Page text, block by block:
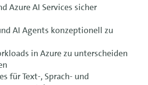
Azure AI Services sicher
AI Agents konzeptionell zu
in Azure zu unterscheiden
für Text-, Sprach- und